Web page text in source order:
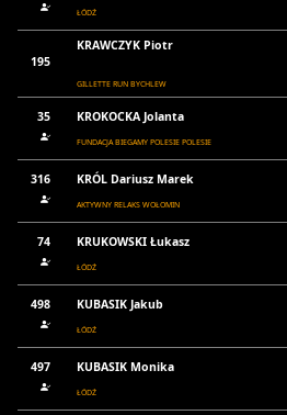
ŁÓDŹ
195
KRAWCZYK Piotr
GILLETTE RUN BYCHLEW
35 KROKOCKA Jolanta
FUNDACJA BIEGAMY POLESIE POLESIE
316 KRÓL Dariusz Marek
AKTYWNY RELAKS WOŁOMIN
74 KRUKOWSKI Łukasz
ŁÓDŹ
498 KUBASIK Jakub
ŁÓDŹ
497 KUBASIK Monika
ŁÓDŹ